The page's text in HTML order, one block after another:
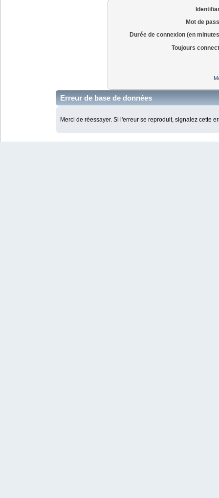
Mot de
Durée de connexion (en
Toujours
Erreur de base de données
Merci de réessayer. Si l'erreur se reproduit, signalez cette